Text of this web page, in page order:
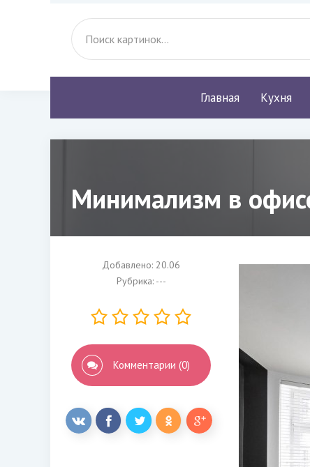
Главная Кухня
Минимализм в
Добавлено: 20.06
Рубрика: ---
Комментарии (0)